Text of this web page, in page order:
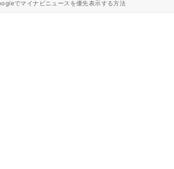
でマイナビニュースを優先表示する方法